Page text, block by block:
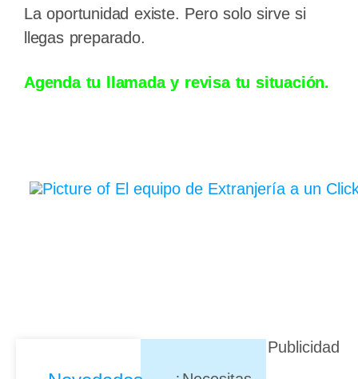
La oportunidad existe. Pero solo sirve si
llegas preparado.
Agenda tu llamada y revisa tu situación.
Publicidad